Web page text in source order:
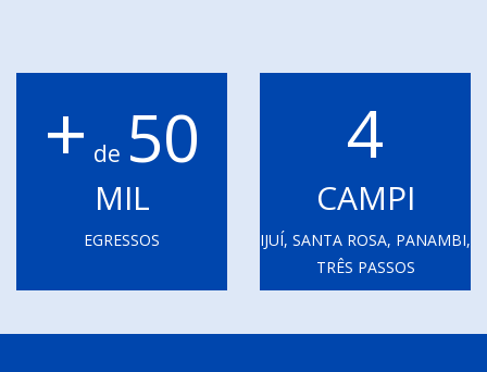
+ de 50
MIL
EGRESSOS
4
CAMPI
IJUÍ, SANTA ROSA, PANAMBI,
TRÊS PASSOS